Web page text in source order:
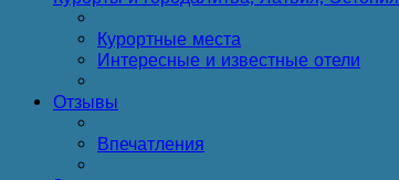
Курортные места
Интересные и известные отели
Отзывы
Впечатления